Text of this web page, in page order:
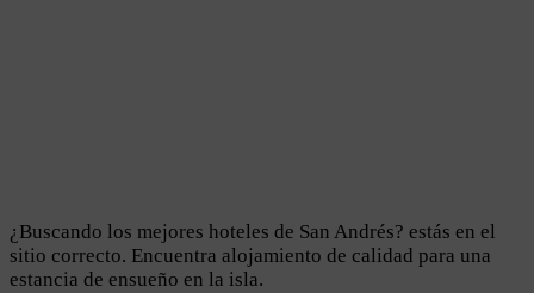
¿Buscando los mejores hoteles de San Andrés? estás en el
sitio correcto. Encuentra alojamiento de calidad para una
estancia de ensueño en la isla.